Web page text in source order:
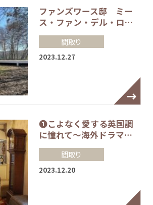
ファンズワース邸 ミー
ス・ファン・デル・ロ…
間取り
2023.12.27
❶こよなく愛する英国調
に憧れて～海外ドラマ…
間取り
2023.12.20